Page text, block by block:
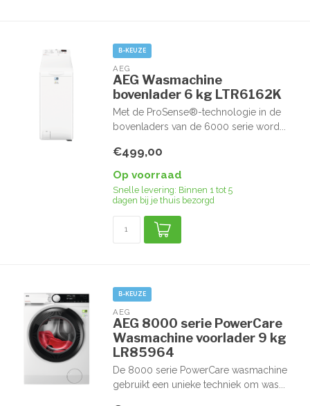
B-KEUZE
AEG
AEG Wasmachine
bovenlader 6 kg LTR6162K
Met de ProSense®-technologie in de
bovenladers van de 6000 serie word...
€499,00
Op voorraad
Snelle levering: Binnen 1 tot 5
dagen bij je thuis bezorgd
B-KEUZE
AEG
AEG 8000 serie PowerCare
Wasmachine voorlader 9 kg
LR85964
De 8000 serie PowerCare wasmachine
gebruikt een unieke techniek om was...